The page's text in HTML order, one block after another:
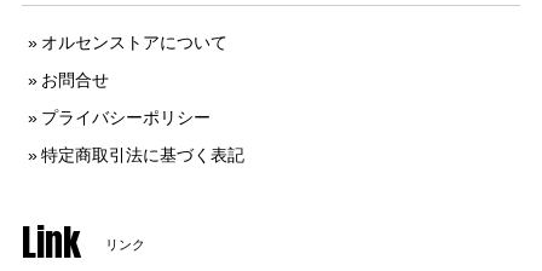
オルセンストアについて
お問合せ
プライバシーポリシー
特定商取引法に基づく表記
Link リンク